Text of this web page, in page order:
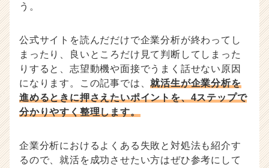
ベ
ン
チ
ャ
ー・
成
長
業
か
う。
公式サイトを読んだだけで企業分析が終わってし
まったり、良いところだけ見て判断してしまった
りすると、志望動機や面接でうまく話せない原因
になります。この記事では、就活生が企業分析を
進めるときに押さえたいポイントを、4ステップで
分かりやすく整理します。
企業分析におけるよくある失敗と対処法も紹介す
るので、就活を成功させたい方はぜひ参考にして